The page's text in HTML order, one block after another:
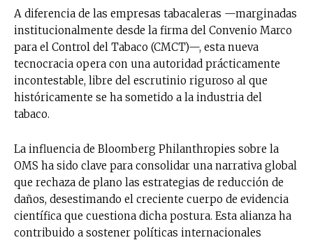
A diferencia de las empresas tabacaleras —marginadas
institucionalmente desde la firma del Convenio Marco
para el Control del Tabaco (CMCT)—, esta nueva
tecnocracia opera con una autoridad prácticamente
incontestable, libre del escrutinio riguroso al que
históricamente se ha sometido a la industria del
tabaco.
La influencia de Bloomberg Philanthropies sobre la
OMS ha sido clave para consolidar una narrativa global
que rechaza de plano las estrategias de reducción de
daños, desestimando el creciente cuerpo de evidencia
científica que cuestiona dicha postura. Esta alianza ha
contribuido a sostener políticas internacionales